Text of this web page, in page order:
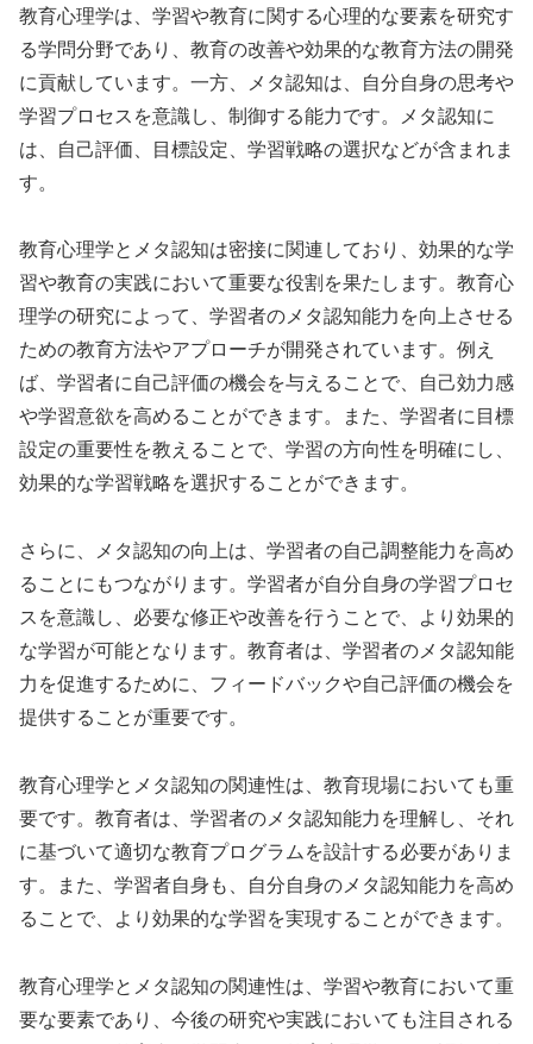
教育心理学は、学習や教育に関する心理的な要素を研究す
る学問分野であり、教育の改善や効果的な教育方法の開発
に貢献しています。一方、メタ認知は、自分自身の思考や
学習プロセスを意識し、制御する能力です。メタ認知に
は、自己評価、目標設定、学習戦略の選択などが含まれま
す。
教育心理学とメタ認知は密接に関連しており、効果的な学
習や教育の実践において重要な役割を果たします。教育心
理学の研究によって、学習者のメタ認知能力を向上させる
ための教育方法やアプローチが開発されています。例え
ば、学習者に自己評価の機会を与えることで、自己効力感
や学習意欲を高めることができます。また、学習者に目標
設定の重要性を教えることで、学習の方向性を明確にし、
効果的な学習戦略を選択することができます。
さらに、メタ認知の向上は、学習者の自己調整能力を高め
ることにもつながります。学習者が自分自身の学習プロセ
スを意識し、必要な修正や改善を行うことで、より効果的
な学習が可能となります。教育者は、学習者のメタ認知能
力を促進するために、フィードバックや自己評価の機会を
提供することが重要です。
教育心理学とメタ認知の関連性は、教育現場においても重
要です。教育者は、学習者のメタ認知能力を理解し、それ
に基づいて適切な教育プログラムを設計する必要がありま
す。また、学習者自身も、自分自身のメタ認知能力を高め
ることで、より効果的な学習を実現することができます。
教育心理学とメタ認知の関連性は、学習や教育において重
要な要素であり、今後の研究や実践においても注目される